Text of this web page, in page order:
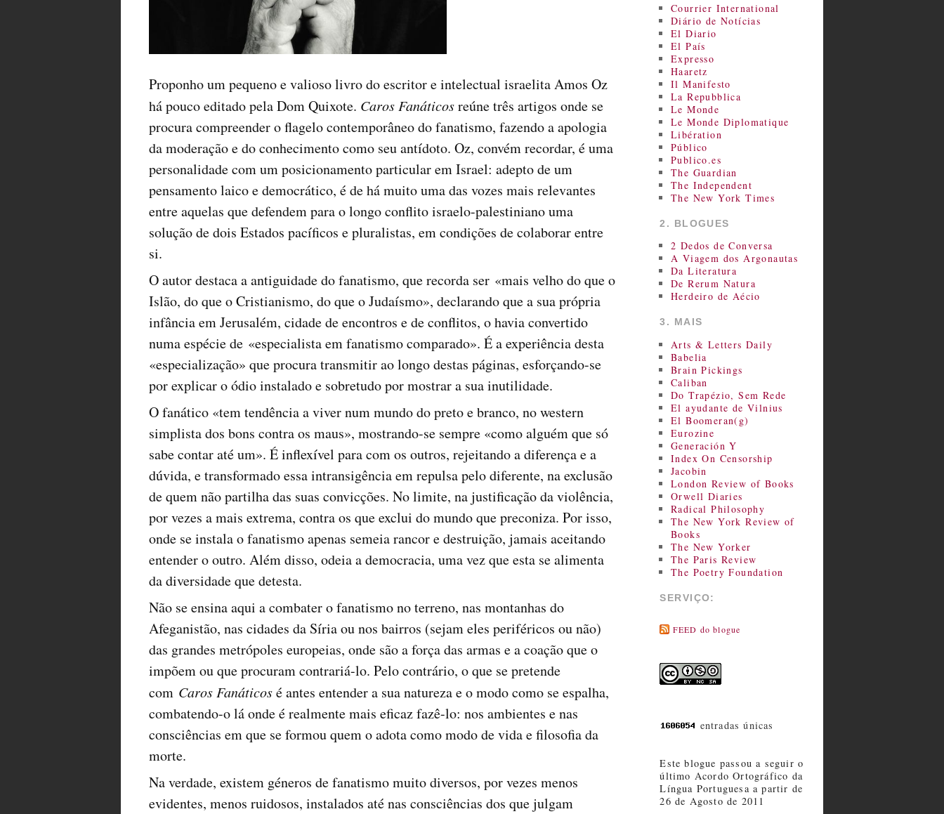
Proponho um pequeno e valioso livro do escritor e intelectual israelita Amos Oz
há pouco editado pela Dom Quixote. Caros Fanáticosreúne três artigos onde se
procura compreender o flagelo contemporâneo do fanatismo, fazendo a apologia
da moderação e do conhecimento como seu antídoto. Oz, convém recordar, é uma
personalidade com um posicionamento particular em Israel: adepto de um
pensamento laico e democrático, é de há muito uma das vozes mais relevantes
entre aquelas que defendem para o longo conflito israelo-palestiniano uma
solução de dois Estados pacíficos e pluralistas, em condições de colaborar entre
si.
O autor destaca a antiguidade do fanatismo, que recorda ser «mais velho do que o
Islão, do que o Cristianismo, do que o Judaísmo», declarando que a sua própria
infância em Jerusalém, cidade de encontros e de conflitos, o havia convertido
numa espécie de «especialista em fanatismo comparado». É a experiência desta
«especialização» que procura transmitir ao longo destas páginas, esforçando-se
por explicar o ódio instalado e sobretudo por mostrar a sua inutilidade.
O fanático «tem tendência a viver num mundo do preto e branco, no western
simplista dos bons contra os maus», mostrando-se sempre «como alguém que só
sabe contar até um». É inflexível para com os outros, rejeitando a diferença e a
dúvida, e transformado essa intransigência em repulsa pelo diferente, na exclusão
de quem não partilha das suas convicções. No limite, na justificação da violência,
por vezes a mais extrema, contra os que exclui do mundo que preconiza. Por isso,
onde se instala o fanatismo apenas semeia rancor e destruição, jamais aceitando
entender o outro. Além disso, odeia a democracia, uma vez que esta se alimenta
da diversidade que detesta.
Não se ensina aqui a combater o fanatismo no terreno, nas montanhas do
Afeganistão, nas cidades da Síria ou nos bairros (sejam eles periféricos ou não)
das grandes metrópoles europeias, onde são a força das armas e a coação que o
impõem ou que procuram contrariá-lo. Pelo contrário, o que se pretende
com Caros Fanáticosé antes entender a sua natureza e o modo como se espalha,
combatendo-o lá onde é realmente mais eficaz fazê-lo: nos ambientes e nas
consciências em que se formou quem o adota como modo de vida e filosofia da
morte.
Na verdade, existem géneros de fanatismo muito diversos, por vezes menos
evidentes, menos ruidosos, instalados até nas consciências dos que julgam
Courrier International
Diário de Notícias
El Diario
El País
Expresso
Haaretz
Il Manifesto
La Repubblica
Le Monde
Le Monde Diplomatique
Libération
Público
Publico.es
The Guardian
The Independent
The New York Times
2. BLOGUES
2 Dedos de Conversa
A Viagem dos Argonautas
Da Literatura
De Rerum Natura
Herdeiro de Aécio
3. MAIS
Arts & Letters Daily
Babelia
Brain Pickings
Caliban
Do Trapézio, Sem Rede
El ayudante de Vilnius
El Boomeran(g)
Eurozine
Generación Y
Index On Censorship
Jacobin
London Review of Books
Orwell Diaries
Radical Philosophy
The New York Review of
Books
The New Yorker
The Paris Review
The Poetry Foundation
SERVIÇO:
FEED do blogue
entradas únicas
Este blogue passou a seguir o
último Acordo Ortográfico da
Língua Portuguesa a partir de
26 de Agosto de 2011